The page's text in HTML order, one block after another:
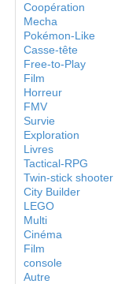
Coopération
Mecha
Pokémon-Like
Casse-tête
Free-to-Play
Film
Horreur
FMV
Survie
Exploration
Livres
Tactical-RPG
Twin-stick shooter
City Builder
LEGO
Multi
Cinéma
Film
console
Autre